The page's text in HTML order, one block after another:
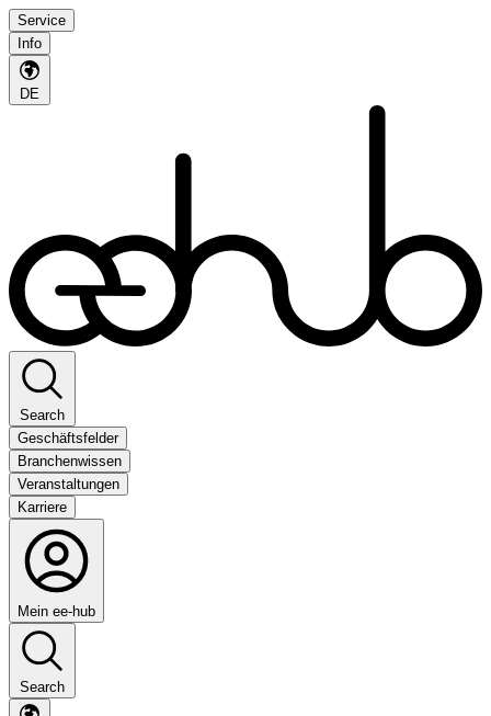
Service
Info
DE
Search
Geschäftsfelder
Branchenwissen
Veranstaltungen
Karriere
Mein ee-hub
Search